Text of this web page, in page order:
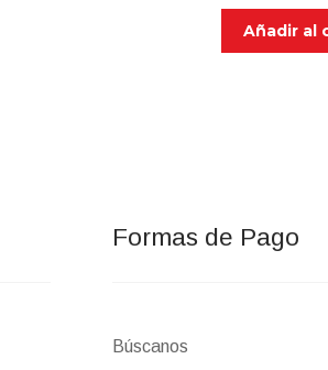
Añadir al
Formas de Pago
Búscanos